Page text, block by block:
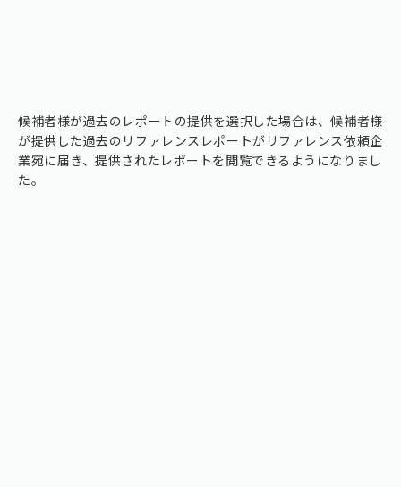
候補者様が過去のレポートの提供を選択した場合は、候補者様
が提供した過去のリファレンスレポートがリファレンス依頼企
業宛に届き、提供されたレポートを閲覧できるようになりまし
た。